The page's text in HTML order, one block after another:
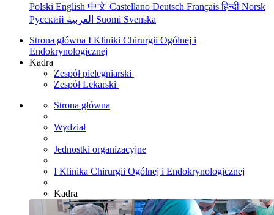
Polski English 中文 Castellano Deutsch Françaisहिन्दी Norsk
Русский
Suomi Svenska
Strona główna I Kliniki Chirurgii Ogólnej i
Endokrynologicznej
Kadra
Zespół pielęgniarski
Zespół Lekarski
Strona główna
Wydział
Jednostki organizacyjne
I Klinika Chirurgii Ogólnej i Endokrynologicznej
Kadra